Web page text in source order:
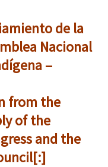
de la
Nacional
–
from the
of the
and the